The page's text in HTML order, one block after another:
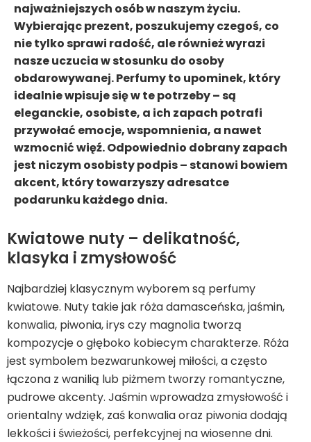
najważniejszych osób w naszym życiu.
Wybierając prezent, poszukujemy czegoś, co
nie tylko sprawi radość, ale również wyrazi
nasze uczucia w stosunku do osoby
obdarowywanej. Perfumy to upominek, który
idealnie wpisuje się w te potrzeby – są
eleganckie, osobiste, a ich zapach potrafi
przywołać emocje, wspomnienia, a nawet
wzmocnić więź. Odpowiednio dobrany zapach
jest niczym osobisty podpis – stanowi bowiem
akcent, który towarzyszy adresatce
podarunku każdego dnia.
Kwiatowe nuty – delikatność,
klasyka i zmysłowość
Najbardziej klasycznym wyborem są perfumy
kwiatowe. Nuty takie jak róża damasceńska, jaśmin,
konwalia, piwonia, irys czy magnolia tworzą
kompozycje o głęboko kobiecym charakterze. Róża
jest symbolem bezwarunkowej miłości, a często
łączona z wanilią lub piżmem tworzy romantyczne,
pudrowe akcenty. Jaśmin wprowadza zmysłowość i
orientalny wdzięk, zaś konwalia oraz piwonia dodają
lekkości i świeżości, perfekcyjnej na wiosenne dni.